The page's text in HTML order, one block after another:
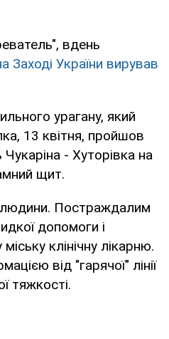
вдень
Заході України вирував
урагану, який
13 квітня, пройшов
- Хуторівка на
щит.
Постраждалим
допомоги і
клінічну лікарню.
від "гарячої" лінії
тяжкості.